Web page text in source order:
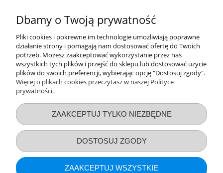
zarówno w codziennym użytkowaniu, jak i podczas
podróży.
Zapewniamy kapturki na brodawki, które pomogą w dbaniu o
zdrowie mam i dzieci i gwarantujemy konkurencyjne ceny oraz
szybką dostawę. Zachęcamy do zapoznania się z naszą pełną
ofertą i kontaktu, jeśli masz jakiekolwiek pytania dotyczące
wyboru odpowiednichosłonek na brodawki!
Dbamy o Twoją prywatność
Pliki cookies i pokrewne im technologie umożliwiają poprawne
działanie strony i pomagają nam dostosować ofertę do Twoich
potrzeb. Możesz zaakceptować wykorzystanie przez nas
wszystkich tych plików i przejść do sklepu lub dostosować użycie
plików do swoich preferencji, wybierając opcję "Dostosuj zgody".
Więcej o plikach cookies przeczytasz w naszej Polityce
prywatności.
ZAAKCEPTUJ TYLKO NIEZBĘDNE
DOSTOSUJ ZGODY
ZAAKCEPTUJ WSZYSTKIE